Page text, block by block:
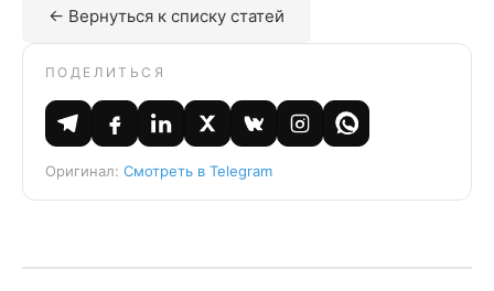
← Вернуться к списку статей
ПОДЕЛИТЬСЯ
Оригинал: Смотреть в Telegram